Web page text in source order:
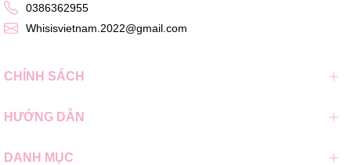
0386362955
Whisisvietnam.2022@gmail.com
CHÍNH SÁCH
HƯỚNG DẪN
DANH MỤC